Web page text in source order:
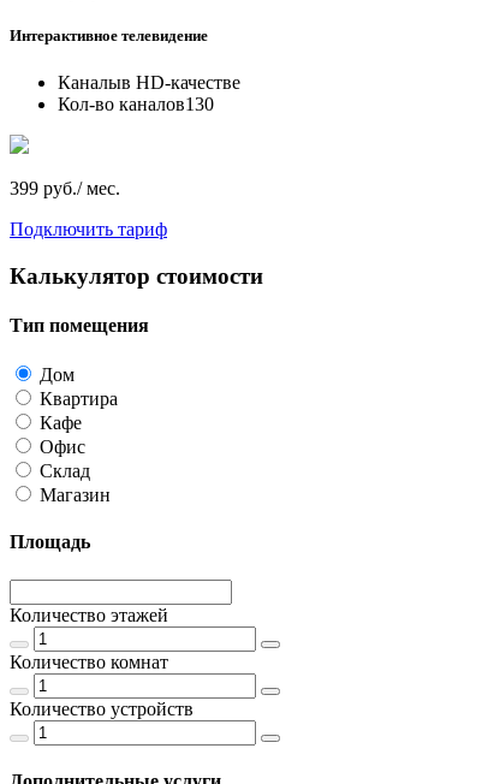
Интерактивное телевидение
Каналыв HD-качестве
Кол-во каналов130
399 руб./ мес.
Подключить тариф
Калькулятор стоимости
Тип помещения
Дом
Квартира
Кафе
Офис
Склад
Магазин
Площадь
Количество этажей
Количество комнат
Количество устройств